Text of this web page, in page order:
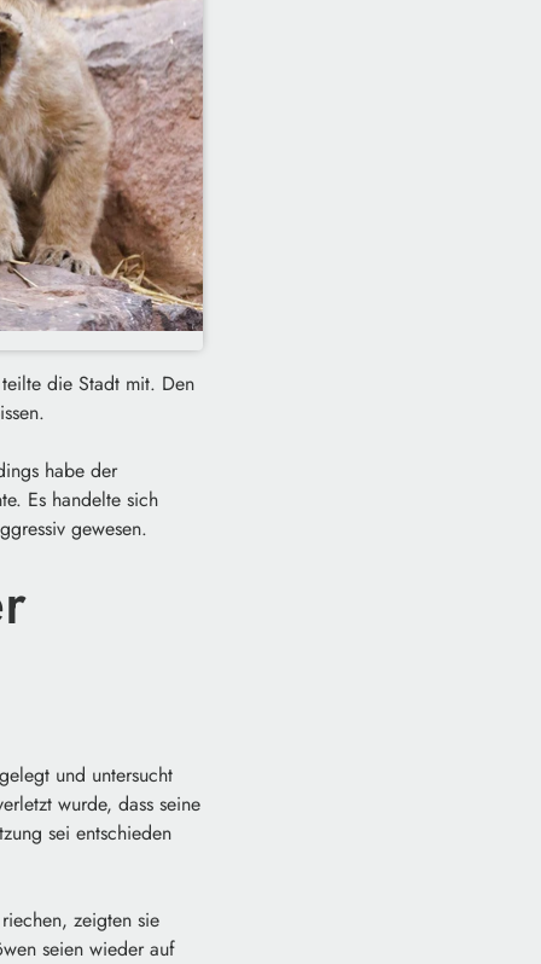
die Stadt mit. Den
habe der
Es handelte sich
gewesen.
und untersucht
wurde, dass seine
sei entschieden
zeigten sie
seien wieder auf